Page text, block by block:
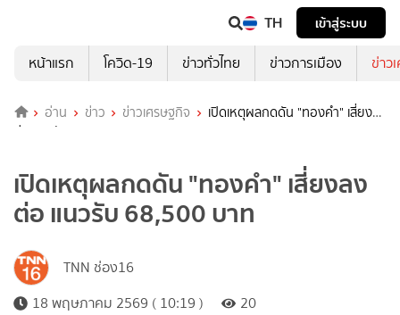
TH
เข้าสู่ระบบ
หน้าแรก
โควิด-19 ข่าวทั่วไทย ข่าวการเมือง ข่าว
อ่าน ข่าว ข่าวเศรษฐกิจ
เปิดเหตุผลกดดัน "ทองคำ" เสี่ยงลง
ต่อ แนวรับ 68,500 บาท
เปิดเหตุผลกดดัน "ทองคำ" เสี่ยงลง
ต่อ แนวรับ 68,500 บาท
TNN ช่อง16
18 พฤษภาคม 2569 ( 10:19 )
20